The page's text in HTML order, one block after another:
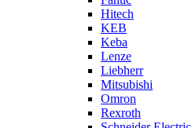
Hitech
KEB
Keba
Lenze
Liebherr
Mitsubishi
Omron
Rexroth